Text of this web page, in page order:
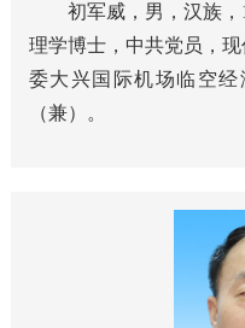
初军威，男，汉族，
理学博士，中共党员，
委大兴国际机场临空
（兼）。